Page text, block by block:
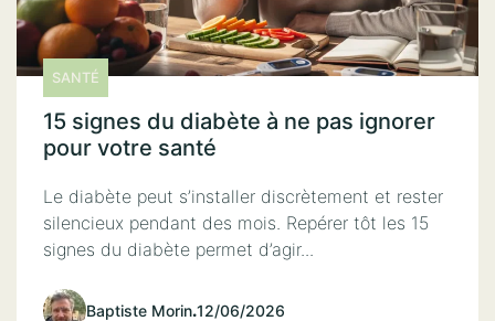
SANTÉ
15 signes du diabète à ne pas ignorer
pour votre santé
Le diabète peut s’installer discrètement et rester
silencieux pendant des mois. Repérer tôt les 15
signes du diabète permet d’agir...
Baptiste Morin.12/06/2026